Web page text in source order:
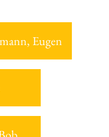
Eugen